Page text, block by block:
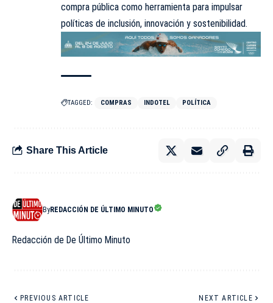
compra pública como herramienta para impulsar
políticas de inclusión, innovación y sostenibilidad.
TAGGED: COMPRAS INDOTEL POLÍTICA
Share This Article
ByREDACCIÓN DE ÚLTIMO MINUTO
Redacción de De Último Minuto
PREVIOUS ARTICLE NEXT ARTICLE